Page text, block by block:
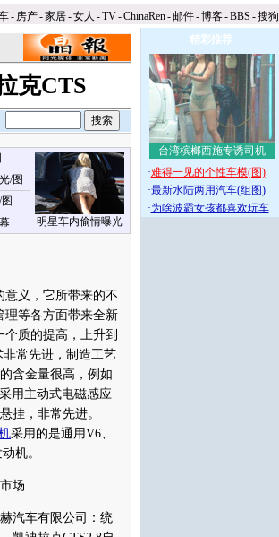
- 房产-家居-女人 -TV-ChinaRen-邮件-博客-BBS -搜狗
克CTS
明星车内偷情曝光
/图
意义，它所带来的不
理等各方面带来全新
质的提高，上升到
非常先进，制造工艺
含金量很高，例如
用主动式电磁感应
挂，非常先进。
采用的是通用V6、
机。
场
汽车有限公司：统
精彩推荐
台湾槟榔西施专诱司机
·难得一见的个性车模(图)
·最新水陆两用汽车(组图)
·为啥波霸女孩都喜欢玩车